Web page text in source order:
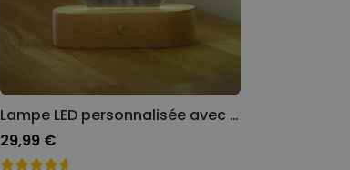
Lampe LED personnalisée avec photo
29,99 €